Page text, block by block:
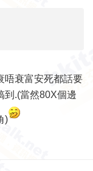
唔衰富安死都話要
到.(當然80X個邊
)